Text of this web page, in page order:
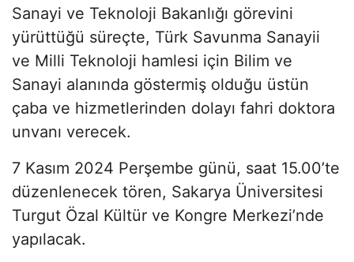
Sanayi ve Teknoloji Bakanlığı görevini
yürüttüğü süreçte, Türk Savunma Sanayii
ve Milli Teknoloji hamlesi için Bilim ve
Sanayi alanında göstermiş olduğu üstün
çaba ve hizmetlerinden dolayı fahri doktora
unvanı verecek.
7 Kasım 2024 Perşembe günü, saat 15.00’te
düzenlenecek tören, Sakarya Üniversitesi
Turgut Özal Kültür ve Kongre Merkezi’nde
yapılacak.